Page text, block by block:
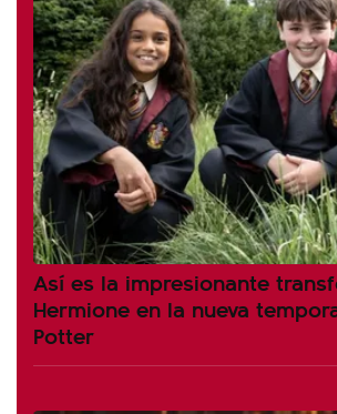
Así es la impresionante
Hermione en la nueva
Potter